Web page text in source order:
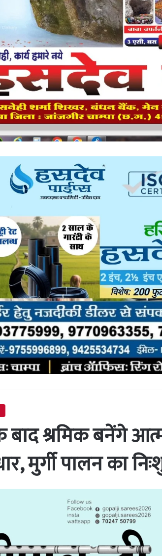
बाद श्रमिक बनेंगे
मुर्गी पालन का